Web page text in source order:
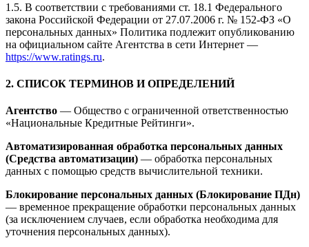
1.5. В соответствии с требованиями ст. 18.1 Федерального
закона Российской Федерации от 27.07.2006 г. № 152-ФЗ «О
персональных данных» Политика подлежит опубликованию
на официальном сайте Агентства в сети Интернет —
https://www.ratings.ru.
2. СПИСОК ТЕРМИНОВ И ОПРЕДЕЛЕНИЙ
Агентство — Общество с ограниченной ответственностью
«Национальные Кредитные Рейтинги».
Автоматизированная обработка персональных данных
(Средства автоматизации) — обработка персональных
данных с помощью средств вычислительной техники.
Блокирование персональных данных (Блокирование ПДн)
— временное прекращение обработки персональных данных
(за исключением случаев, если обработка необходима для
уточнения персональных данных).